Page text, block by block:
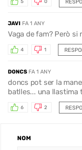
5 0
JAVI FA 1 ANY
Vaga de fam? Però si
4 1
DONCS FA 1 ANY
doncs pot ser la
batlles... una llastima
6 2
NOM